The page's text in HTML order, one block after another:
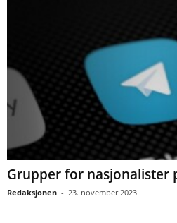
Grupper for nasjonalister
Redaksjonen - 23. november 2023